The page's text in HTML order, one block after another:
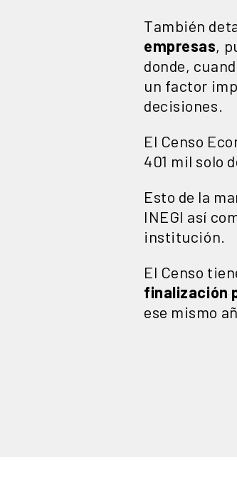
También
empresas,
donde,
un factor
decisiones.
El Censo
401 mil solo
Esto de la
INEGI así
institución.
El Censo
finalización
ese mismo